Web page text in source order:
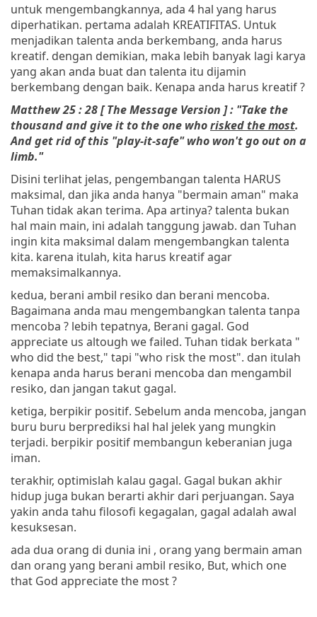
untuk mengembangkannya, ada 4 hal yang harus
diperhatikan. pertama adalah KREATIFITAS. Untuk
menjadikan talenta anda berkembang, anda harus
kreatif. dengan demikian, maka lebih banyak lagi karya
yang akan anda buat dan talenta itu dijamin
berkembang dengan baik. Kenapa anda harus kreatif ?
Matthew 25 : 28 [ The Message Version ] : "Take the
thousand and give it to the one whorisked the most.
And get rid of this "play-it-safe" who won't go out on a
limb."
Disini terlihat jelas, pengembangan talenta HARUS
maksimal, dan jika anda hanya "bermain aman" maka
Tuhan tidak akan terima. Apa artinya? talenta bukan
hal main main, ini adalah tanggung jawab. dan Tuhan
ingin kita maksimal dalam mengembangkan talenta
kita. karena itulah, kita harus kreatif agar
memaksimalkannya.
kedua, berani ambil resiko dan berani mencoba.
Bagaimana anda mau mengembangkan talenta tanpa
mencoba ? lebih tepatnya, Berani gagal. God
appreciate us altough we failed. Tuhan tidak berkata "
who did the best," tapi "who risk the most". dan itulah
kenapa anda harus berani mencoba dan mengambil
resiko, dan jangan takut gagal.
ketiga, berpikir positif. Sebelum anda mencoba, jangan
buru buru berprediksi hal hal jelek yang mungkin
terjadi. berpikir positif membangun keberanian juga
iman.
terakhir, optimislah kalau gagal. Gagal bukan akhir
hidup juga bukan berarti akhir dari perjuangan. Saya
yakin anda tahu filosofi kegagalan, gagal adalah awal
kesuksesan.
ada dua orang di dunia ini , orang yang bermain aman
dan orang yang berani ambil resiko, But, which one
that God appreciate the most ?